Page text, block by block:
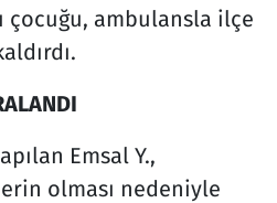
çocuğu, ambulansla ilçe
Emsal Y.,
olması nedeniyle